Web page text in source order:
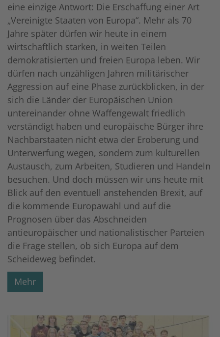
eine einzige Antwort: Die Erschaffung einer Art
„Vereinigte Staaten von Europa“. Mehr als 70
Jahre später dürfen wir heute in einem
wirtschaftlich starken, in weiten Teilen
demokratisierten und freien Europa leben. Wir
dürfen nach unzähligen Jahren militärischer
Aggression auf eine Phase zurückblicken, in der
sich die Länder der Europäischen Union
untereinander ohne Waffengewalt friedlich
verständigt haben und europäische Bürger ihre
Nachbarstaaten nicht etwa der Eroberung und
Unterwerfung wegen, sondern zum kulturellen
Austausch, zum Arbeiten, Studieren und Handeln
besuchen. Und doch müssen wir uns heute mit
Blick auf den eventuell anstehenden Brexit, auf
die kommende Europawahl und auf die
Prognosen über das Abschneiden
antieuropäischer und nationalistischer Parteien
die Frage stellen, ob sich Europa auf dem
Scheideweg befindet.
Mehr